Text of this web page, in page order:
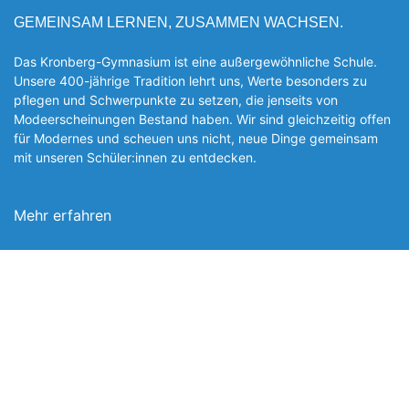
GEMEINSAM LERNEN, ZUSAMMEN WACHSEN.
Das Kronberg-Gymnasium ist eine außergewöhnliche Schule.
Unsere 400-jährige Tradition lehrt uns, Werte besonders zu
pflegen und Schwerpunkte zu setzen, die jen­seits von
Modeerscheinungen Be­stand haben. Wir sind gleichzeitig offen
für Modernes und scheuen uns nicht, neue Dinge gemeinsam
mit unseren Schüler:innen zu entde­cken.
Mehr erfahren